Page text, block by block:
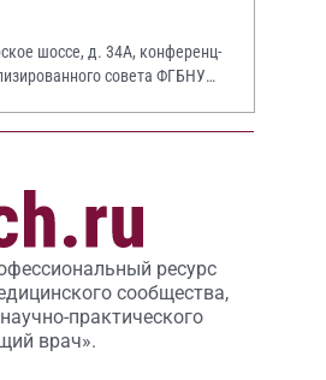
шоссе, д. 34А, конференц-
совета ФГБНУ
ресурс
сообщества,
практического
врач».